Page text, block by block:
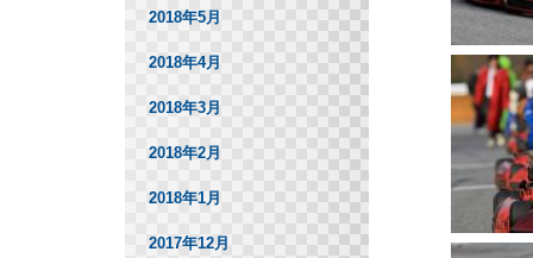
2018年5月
2018年4月
2018年3月
2018年2月
2018年1月
2017年12月